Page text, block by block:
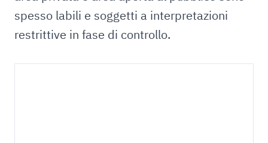
spesso labili e soggetti a interpretazioni
restrittive in fase di controllo.